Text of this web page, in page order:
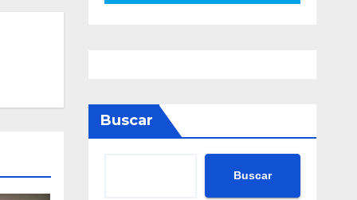
Buscar
Buscar